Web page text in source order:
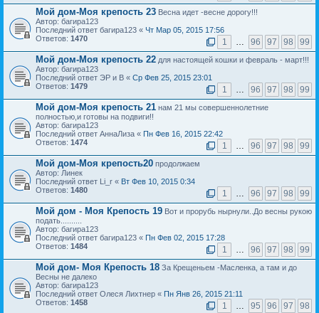
Мой дом-Моя крепость 23 Весна идет -весне дорогу!!!
Автор: багира123
Последний ответ багира123 « Чт Мар 05, 2015 17:56
Ответов: 1470 1 … 96 97 98 99
Мой дом-Моя крепость 22 для настоящей кошки и февраль - март!!!
Автор: багира123
Последний ответ ЭР и В « Ср Фев 25, 2015 23:01
Ответов: 1479 1 … 96 97 98 99
Мой дом-Моя крепость 21 нам 21 мы совершеннолетние
полностью,и готовы на подвиги!!
Автор: багира123
Последний ответ АннаЛиза « Пн Фев 16, 2015 22:42
Ответов: 1474 1 … 96 97 98 99
Мой дом-Моя крепость20 продолжаем
Автор: Линек
Последний ответ Li_r « Вт Фев 10, 2015 0:34
Ответов: 1480 1 … 96 97 98 99
Мой дом - Моя Крепость 19 Вот и прорубь нырнули..До весны рукою
подать..........
Автор: багира123
Последний ответ багира123 « Пн Фев 02, 2015 17:28
Ответов: 1484 1 … 96 97 98 99
Мой дом- Моя Крепость 18 За Крещеньем -Масленка, а там и до
Весны не далеко
Автор: багира123
Последний ответ Олеся Лихтнер « Пн Янв 26, 2015 21:11
Ответов: 1458 1 … 95 96 97 98